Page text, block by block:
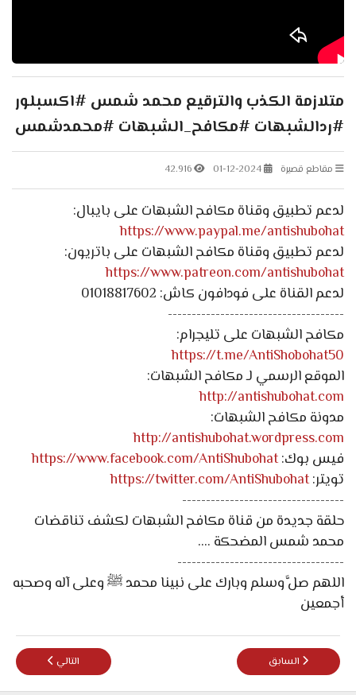
متلازمة الكذب والترقيع محمد شمس #اكسبلور
#ردالشبهات #مكافح_الشبهات #محمدشمس
مقاطع قصيرة 01-12-2024
42.916
لدعم تطبيق وقناة مكافح الشبهات على بايبال:
https://www.paypal.me/antishubohat
لدعم تطبيق وقناة مكافح الشبهات على باتريون:
https://www.patreon.com/antishubohat
لدعم القناة على فودافون كاش: 01018817602
-------------------------------------
مكافح الشبهات على تليجرام:
https://t.me/AntiShobohat50
الموقع الرسمي لـ مكافح الشبهات:
http://antishubohat.com
مدونة مكافح الشبهات:
http://antishubohat.wordpress.com
فيس بوك:https://www.facebook.com/AntiShubohat
تويتر:https://twitter.com/AntiShubohat
----------------------------------
حلقة جديدة من قناة مكافح الشبهات لكشف تناقضات
محمد شمس المضحكة ....
-----------------------------------
اللهم صلَّ وسلم وبارك على نبينا محمد ﷺ وعلى آله وصحبه
أجمعين
المقال السابق: من اين أتى محمد خالد بشبهة المواريث .!!!
السابق المقال التالي:
التالي